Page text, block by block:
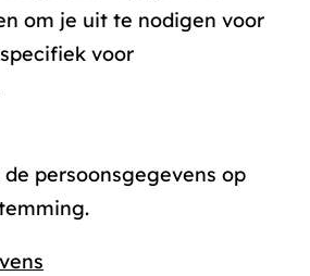
om je uit te nodigen voor
voor
persoonsgegevens op